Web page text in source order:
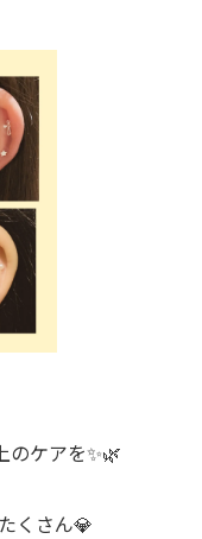
のケアを✨🌿
くさん💎